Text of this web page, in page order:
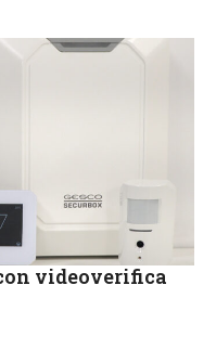
videoverifica